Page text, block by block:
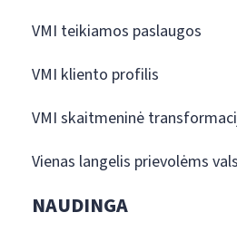
VMI teikiamos paslaugos
VMI kliento profilis
VMI skaitmeninė
Vienas langelis prievolėms
NAUDINGA